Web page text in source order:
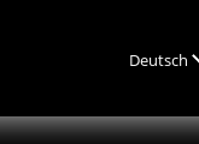
Deutsch